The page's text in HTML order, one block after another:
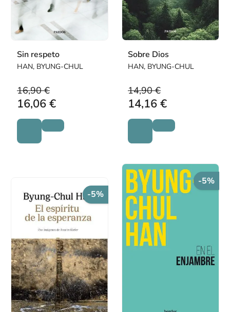
Sin respeto
HAN, BYUNG-CHUL
16,90 €
16,06 €
Sobre Dios
HAN, BYUNG-CHUL
14,90 €
14,16 €
-5%
-5%